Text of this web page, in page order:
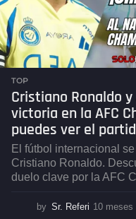
TOP
Cristiano Ronaldo
victoria en la AFC
puedes ver el
El fútbol internacional
Cristiano Ronaldo.
duelo clave por la AFC
by Sr. Referi 10 meses